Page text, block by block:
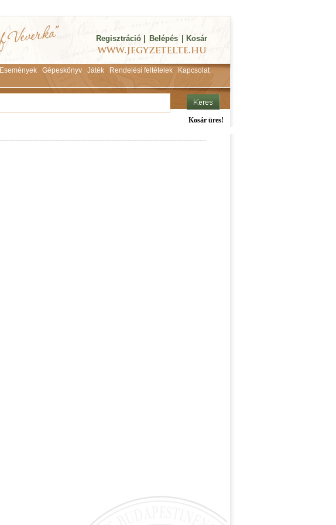
Regisztráció Belépés Kosár
Események Gépeskönyv Játék Rendelési feltételek Kapcsolat
Kosár üres!